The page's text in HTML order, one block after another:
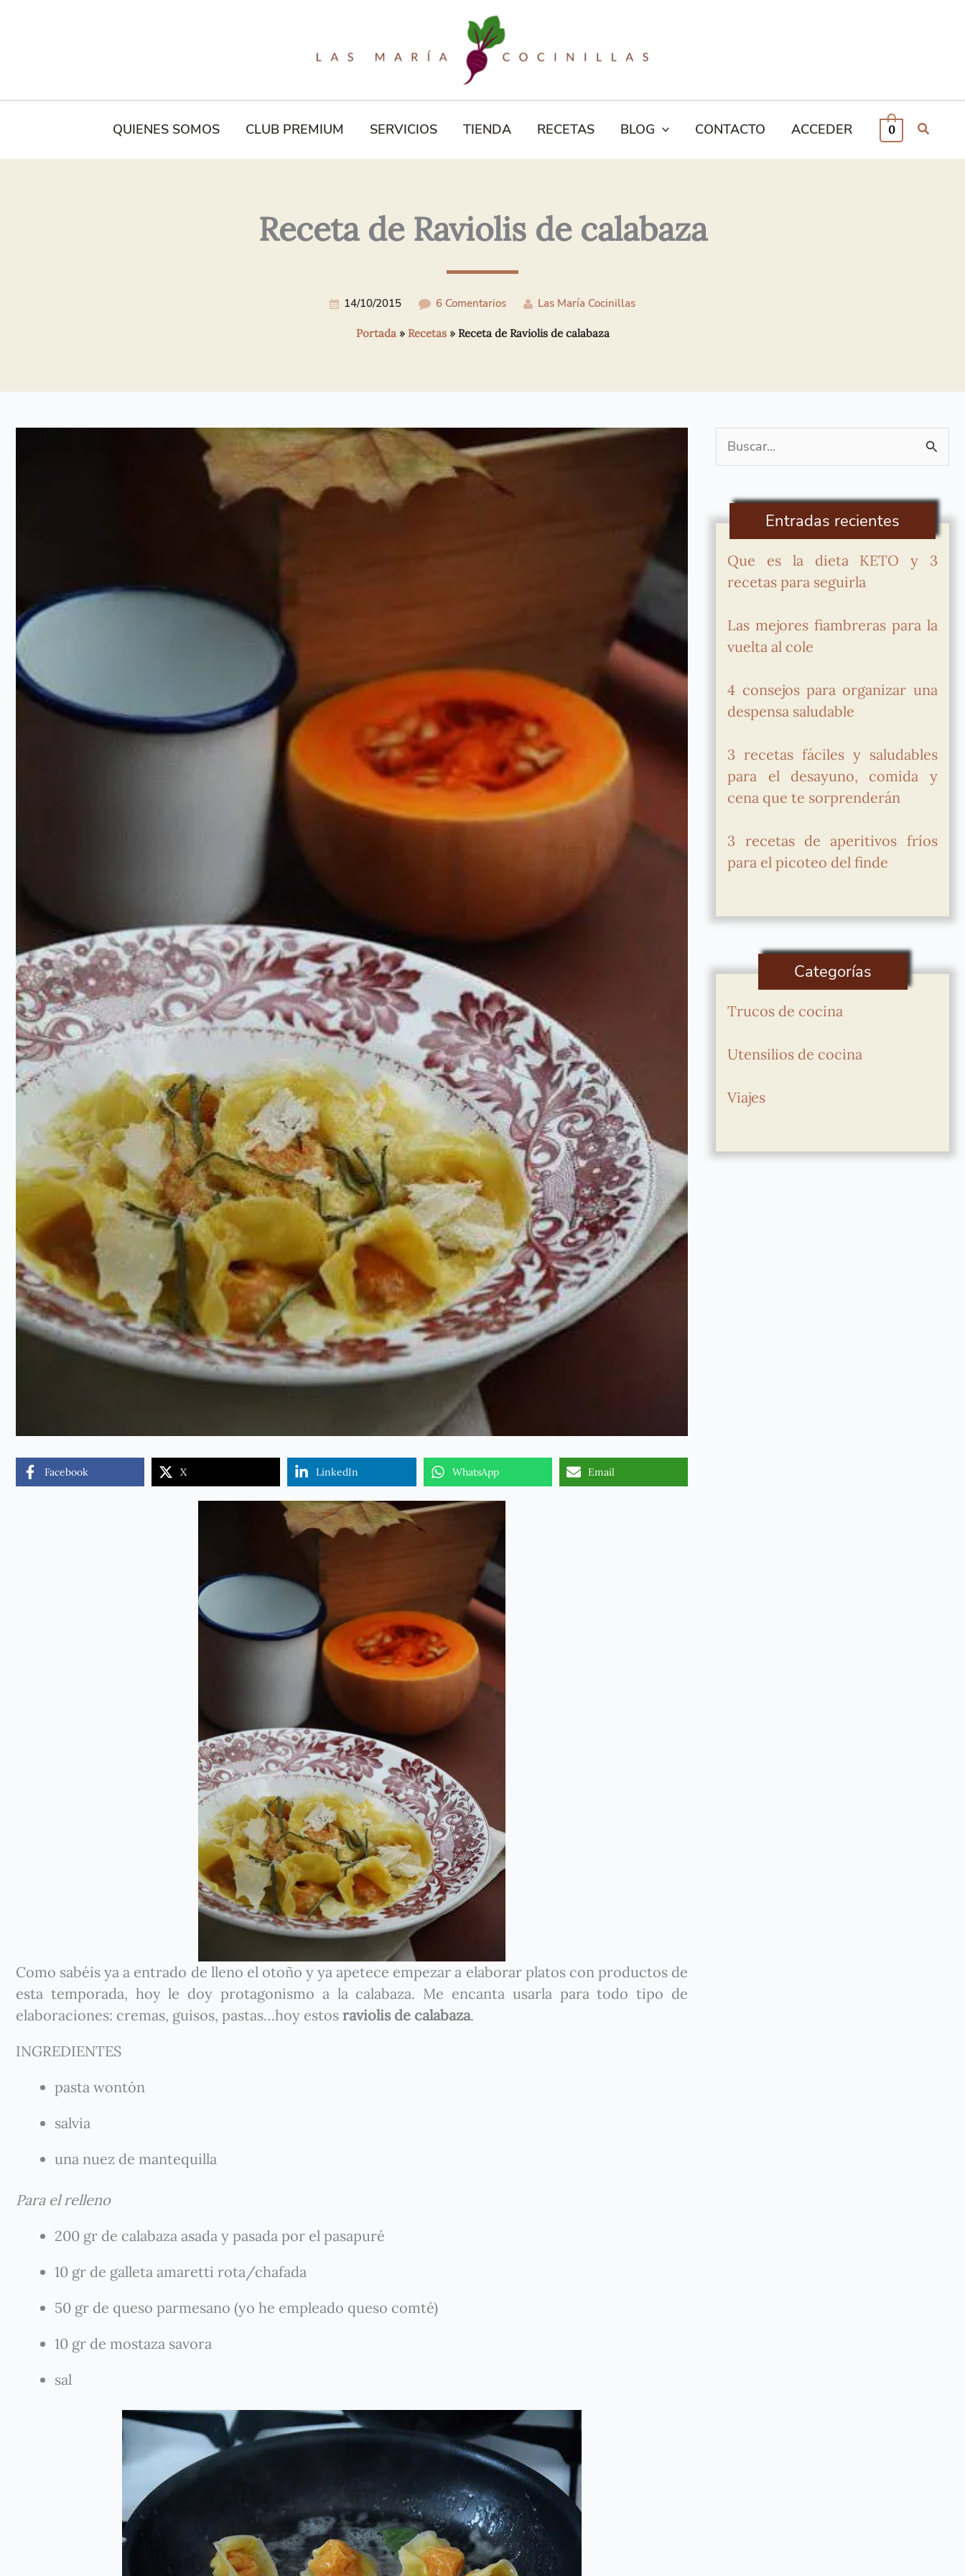
QUIENES SOMOS CLUB PREMIUM SERVICIOS TIENDA RECETAS BLOG CONTACTO ACCEDER 0
Receta de Raviolis de calabaza
14/10/2015 6 Comentarios Las María Cocinillas
Portada» Recetas» Receta de Raviolis de calabaza
Facebook X LinkedIn WhatsApp Email
Como sabéis ya a entrado de lleno el otoño y ya apetece empezar a elaborar platos con productos de
esta temporada, hoy le doy protagonismo a la calabaza. Me encanta usarla para todo tipo de
elaboraciones: cremas, guisos, pastas…hoy estos raviolis de calabaza.
INGREDIENTES
pasta wontón
salvia
una nuez de mantequilla
Para el relleno
200 gr de calabaza asada y pasada por el pasapuré
10 gr de galleta amaretti rota/chafada
50 gr de queso parmesano (yo he empleado queso comté)
10 gr de mostaza savora
sal
Electrónico*
Buscar
por:
Entradas recientes
Que es la dieta KETO y 3
recetas para seguirla
Las mejores fiambreras para la
vuelta al cole
4 consejos para organizar una
despensa saludable
3 recetas fáciles y saludables
para el desayuno, comida y
cena que te sorprenderán
3 recetas de aperitivos fríos
para el picoteo del finde
Categorías
Trucos de cocina
Utensilios de cocina
Viajes